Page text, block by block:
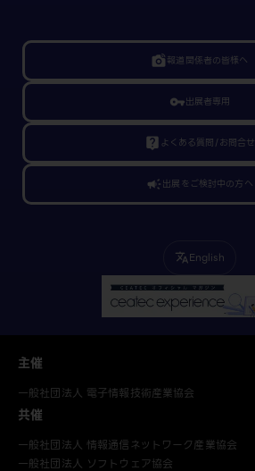
linked_camera報道関係者の皆様へ
vpn_key出展者専用
live_help よくある質問/お問合せ
campaign出展をご検討中の方へ
translateEnglish
主催
一般社団法人 電子情報技術産業協会
共催
一般社団法人 情報通信ネットワーク産業協会
一般社団法人 ソフトウェア協会